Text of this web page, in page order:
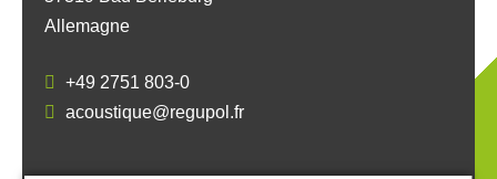
Allemagne
+49 2751 803-0
acoustique@regupol.fr